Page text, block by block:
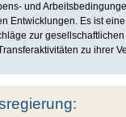
und
Entwicklungen. Es ist
zur
zu ihrer